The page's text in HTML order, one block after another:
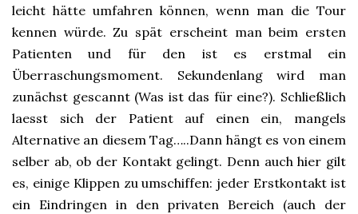
leicht hätte umfahren können, wenn man die Tour
kennen würde. Zu spät erscheint man beim ersten
Patienten und für den ist es erstmal ein
Überraschungsmoment. Sekundenlang wird man
zunächst gescannt (Was ist das für eine?). Schließlich
laesst sich der Patient auf einen ein, mangels
Alternative an diesem Tag…..Dann hängt es von einem
selber ab, ob der Kontakt gelingt. Denn auch hier gilt
es, einige Klippen zu umschiffen: jeder Erstkontakt ist
ein Eindringen in den privaten Bereich (auch der